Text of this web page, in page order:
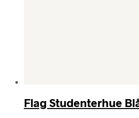
Flag Studenterhue